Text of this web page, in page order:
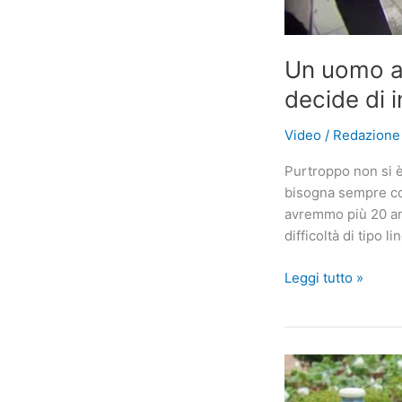
Un uomo
decide di
Video / Redazione
Purtroppo non si
bisogna sempre
avremmo più 20
difficoltà di tipo
Un
terra,
Leggi tutto »